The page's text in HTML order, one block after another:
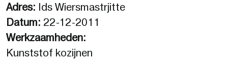
Adres: Ids Wiersmastrjitte
Datum: 22-12-2011
Werkzaamheden:
Kunststof kozijnen